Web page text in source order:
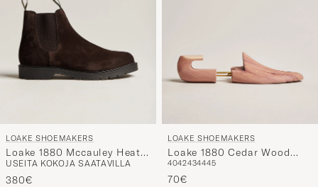
LOAKE SHOEMAKERS
Loake 1880 Mccauley Heat
Sealed Chelsea Brown
Suede
USEITA KOKOJA SAATAVILLA
380€
LOAKE SHOEMAKERS
Loake 1880 Cedar Wood
Shoe Tree
4042434445
70€